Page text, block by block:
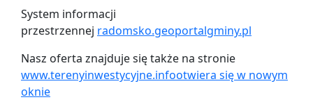
System informacji
przestrzennej radomsko.geoportalgminy.pl
Nasz oferta znajduje się także na stronie
www.terenyinwestycyjne.infootwiera się w nowym
oknie